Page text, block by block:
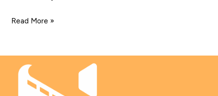
Perwujudan
Read More »